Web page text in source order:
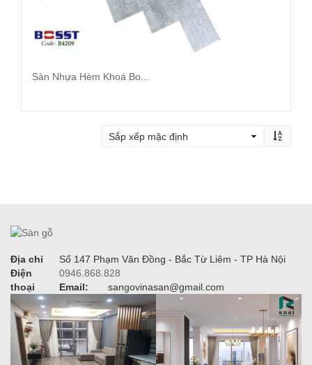
Sàn Nhựa Hèm Khoá Bo...
Địa chỉ
Số 147 Phạm Văn Đồng - Bắc Từ Liêm - TP Hà Nội
Điện
thoại
0946.868.828
Email:
sangovinasan@gmail.com